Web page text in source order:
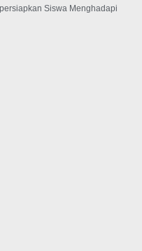
Siswa Menghadapi